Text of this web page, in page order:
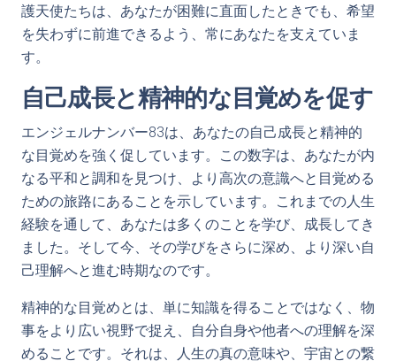
護天使たちは、あなたが困難に直面したときでも、希望
を失わずに前進できるよう、常にあなたを支えていま
す。
自己成長と精神的な目覚めを促す
エンジェルナンバー83は、あなたの自己成長と精神的
な目覚めを強く促しています。この数字は、あなたが内
なる平和と調和を見つけ、より高次の意識へと目覚める
ための旅路にあることを示しています。これまでの人生
経験を通して、あなたは多くのことを学び、成長してき
ました。そして今、その学びをさらに深め、より深い自
己理解へと進む時期なのです。
精神的な目覚めとは、単に知識を得ることではなく、物
事をより広い視野で捉え、自分自身や他者への理解を深
めることです。それは、人生の真の意味や、宇宙との繋